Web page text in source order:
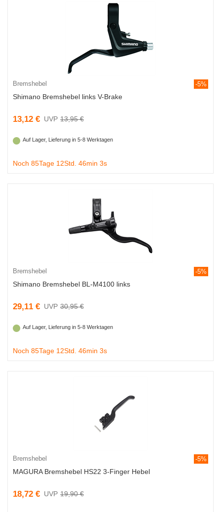
Bremshebel -5%
Shimano Bremshebel links V-Brake
13,12 € 13,95 €
Auf Lager, Lieferung in 5-8 Werktagen
Noch 85Tage 12Std. 46min 2s
Bremshebel -5%
Shimano Bremshebel BL-M4100 links
29,11 € 30,95 €
Auf Lager, Lieferung in 5-8 Werktagen
Noch 85Tage 12Std. 46min 2s
Bremshebel -5%
MAGURA Bremshebel HS22 3-Finger Hebel
18,72 € 19,90 €